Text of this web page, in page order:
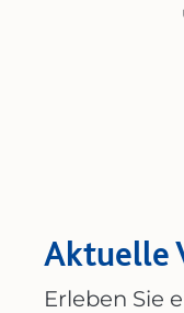
Aktuelle
Erleben Sie